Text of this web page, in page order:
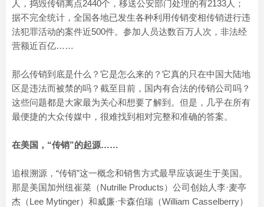
人，捣毁传销离点2440个，移送公安部门处理的有2133人；
据不完全统计，全国各地已发生各种利用传销变相传销进行违
法犯罪活动的案件近500件。参加人员达数百万人次，非法经
营额近百亿……
那么传销到底是什么？它是怎么来的？它真的只在中国大陆地
区是违法而被禁的吗？截至目前，国内有合法的传销公司吗？
这些问题都是大家最为关心和想要了解到。但是，几乎在所有
最便捷的大众传媒中，很难找到相对完整和准确的答案。
在美国，“传销”的起源……
追根溯源，“传销”这一概念和销售方式最早应该诞生于美国。
那是美国加州纽崔菜（Nutrille Products）公司创始人李·麦亭
杰（Lee Mytinger）和威廉·卡森伯瑞（William Casselberry）